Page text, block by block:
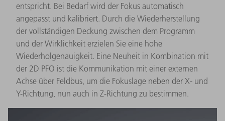
entspricht. Bei Bedarf wird der Fokus automatisch
angepasst und kalibriert. Durch die Wiederherstellung
der vollständigen Deckung zwischen dem Programm
und der Wirklichkeit erzielen Sie eine hohe
Wiederholgenauigkeit. Eine Neuheit in Kombination mit
der 2D PFO ist die Kommunikation mit einer externen
Achse über Feldbus, um die Fokuslage neben der X- und
Y-Richtung, nun auch in Z-Richtung zu bestimmen.